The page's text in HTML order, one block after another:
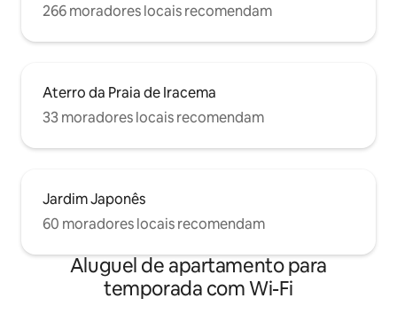
266 moradores locais recomendam
Aterro da Praia de Iracema
33 moradores locais recomendam
Jardim Japonês
60 moradores locais recomendam
Aluguel de apartamento para
temporada com Wi-Fi